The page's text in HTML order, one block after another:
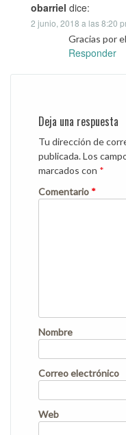
obarriel dice:
2 junio, 2018 a las 8:20
Gracias por
Responder
Deja una respuesta
Tu dirección de
publicada.Los
marcados con *
Comentario *
Nombre
Correo electrónico
Web